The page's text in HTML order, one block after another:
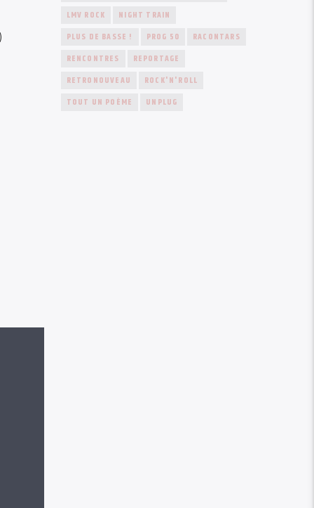
LMV ROCK
NIGHT TRAIN
PLUS DE BASSE !
PROG 50
RACONTARS
RENCONTRES
REPORTAGE
RETRONOUVEAU
ROCK'N'ROLL
TOUT UN POÈME
UNPLUG